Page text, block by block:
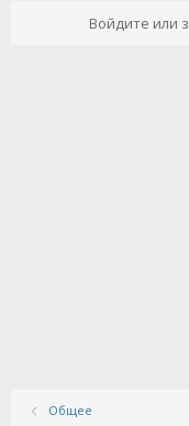
Войдите или
Общее